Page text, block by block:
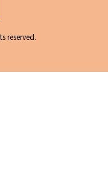
reserved.